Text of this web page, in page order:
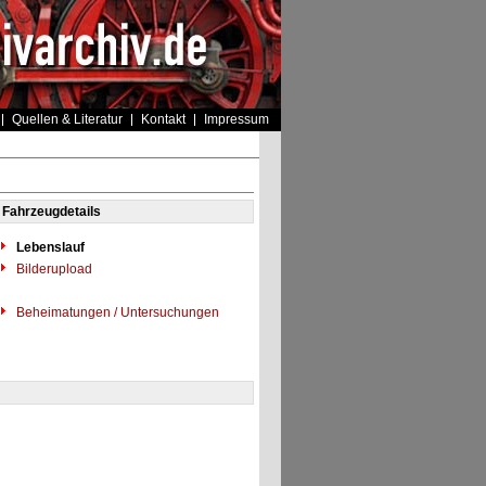
Quellen & Literatur Kontakt Impressum
Fahrzeugdetails
Lebenslauf
Bilderupload
Beheimatungen / Untersuchungen